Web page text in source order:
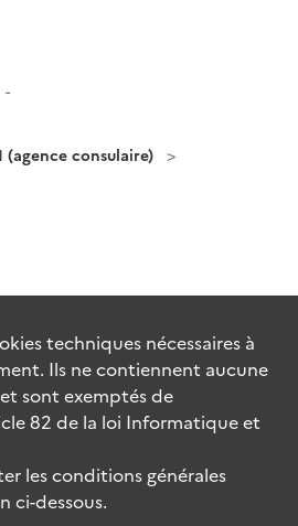
-
consulaire)
techniques nécessaires à
Ils ne contiennent aucune
sont exemptés de
82 de la loi Informatique et
les conditions générales
ci-dessous.